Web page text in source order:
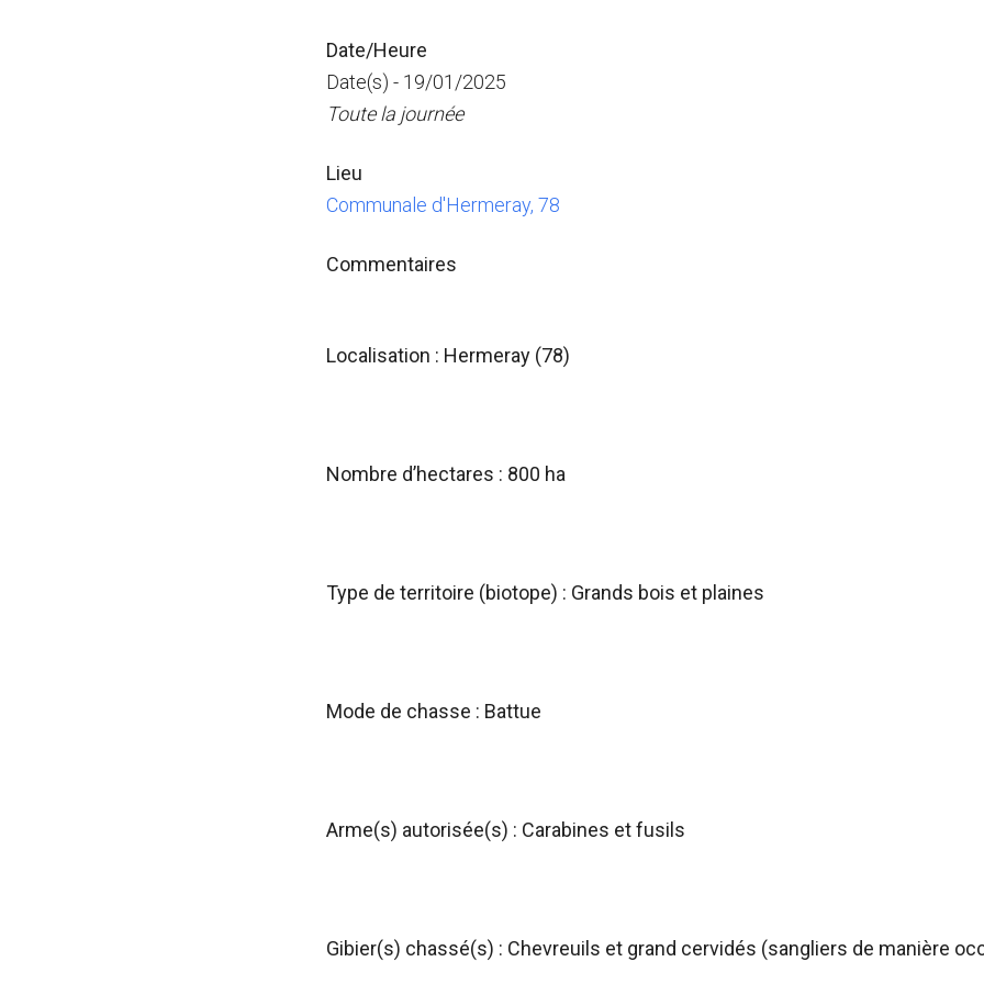
Date/Heure
Date(s) - 19/01/2025
Toute la journée
Lieu
Communale d'Hermeray, 78
Commentaires
Localisation : Hermeray (78)
Nombre d’hectares : 800 ha
Type de territoire (biotope) : Grands bois et plaines
Mode de chasse : Battue
Arme(s) autorisée(s) : Carabines et fusils
Gibier(s) chassé(s) : Chevreuils et grand cervidés (sangliers de manière